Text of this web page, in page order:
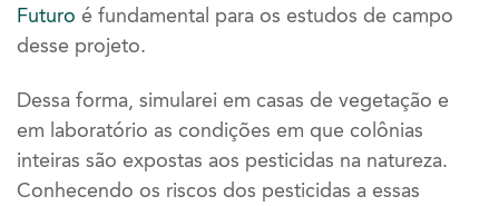
Futuro é fundamental para os estudos de campo
desse projeto.
Dessa forma, simularei em casas de vegetação e
em laboratório as condições em que colônias
inteiras são expostas aos pesticidas na natureza.
Conhecendo os riscos dos pesticidas a essas